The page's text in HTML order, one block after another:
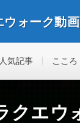
ウォーク動
人気記事 こころ
クエ